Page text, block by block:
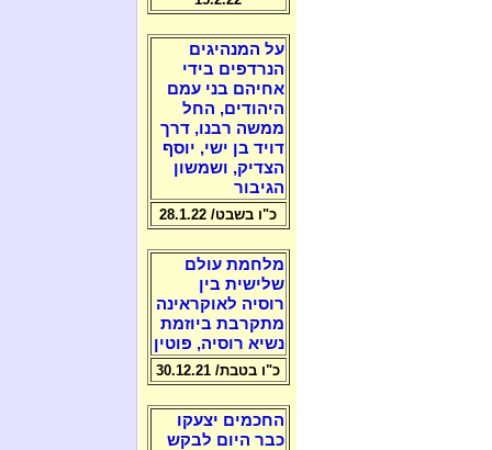
על המנהיגים
הנרדפים בידי
אחיהם בני עמם
היהודים, החל
ממשה רבנו, דרך
דויד בן ישי, יוסף
הצדיק, ושמשון
הגיבור
כ"ו בשבט/ 28.1.22
מלחמת עולם
שלישית בין
רוסיה לאוקראינה
מתקרבת ביוזמת
נשיא רוסיה, פוטין
כ"ו בטבת/ 30.12.21
החכמים יצעקו
כבר היום לבקש